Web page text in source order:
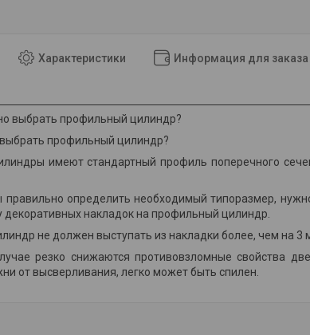
Характеристики Информация для заказа
профильный цилиндр?
имеют стандартный профиль поперечного
правильно определить необходимый типоразмер,
декоративных накладок на профильный цилиндр.
не должен выступать из накладки более, чем на 3
резко снижаются противовзломные свойства
от высверливания, легко может быть спилен.